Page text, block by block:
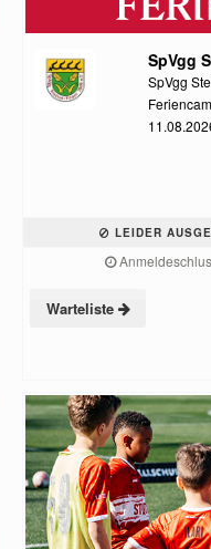
SpVgg
SpVgg
LEIDER
Warteliste